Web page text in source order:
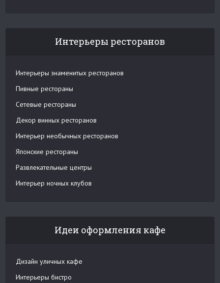
Интерьеры ресторанов
Интерьеры знаменитых ресторанов
Пивные рестораны
Сетевые рестораны
Декор винных ресторанов
Интерьер необычных ресторанов
Японские рестораны
Развлекательные центры
Интерьер ночных клубов
Идеи оформления кафе
Дизайн уличных кафе
Интерьеры бистро